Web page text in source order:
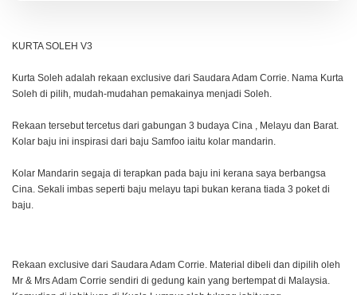
KURTA SOLEH V3
Kurta Soleh adalah rekaan exclusive dari Saudara Adam Corrie. Nama Kurta
Soleh di pilih, mudah-mudahan pemakainya menjadi Soleh.
Rekaan tersebut tercetus dari gabungan 3 budaya Cina , Melayu dan Barat.
Kolar baju ini inspirasi dari baju Samfoo iaitu kolar mandarin.
Kolar Mandarin segaja di terapkan pada baju ini kerana saya berbangsa
Cina. Sekali imbas seperti baju melayu tapi bukan kerana tiada 3 poket di
baju.
Rekaan exclusive dari Saudara Adam Corrie. Material dibeli dan dipilih oleh
Mr & Mrs Adam Corrie sendiri di gedung kain yang bertempat di Malaysia.